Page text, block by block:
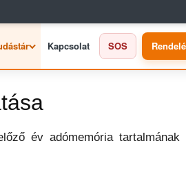
Kapcsolat SOS
év adómemória